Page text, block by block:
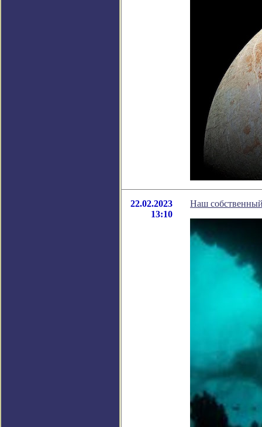
22.02.2023
13:10
Наш собственный